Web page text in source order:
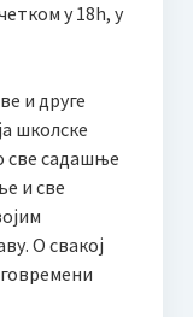
службе
in honor and
у 18h, у
и друге
школске
све садашње
и све
О свакој